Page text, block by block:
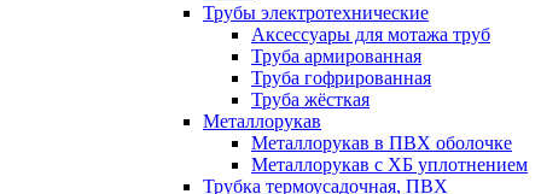
Трубы электротехнические
Аксессуары для мотажа труб
Труба армированная
Труба гофрированная
Труба жёсткая
Металлорукав
Металлорукав в ПВХ оболочке
Металлорукав с ХБ уплотнением
Трубка термоусадочная, ПВХ